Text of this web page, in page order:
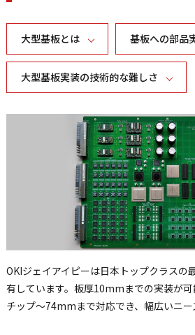
大型基板とは 基板への部品
大型基板実装の技術的な難しさ
OKIジェイアイピーは日本トップクラスの
有しています。板厚10mmまでの実装が
チップ～74mmまで対応でき、幅広いニー